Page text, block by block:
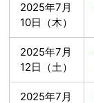
2025年7月
10日（木）
2025年7月
12日（土）
2025年7月